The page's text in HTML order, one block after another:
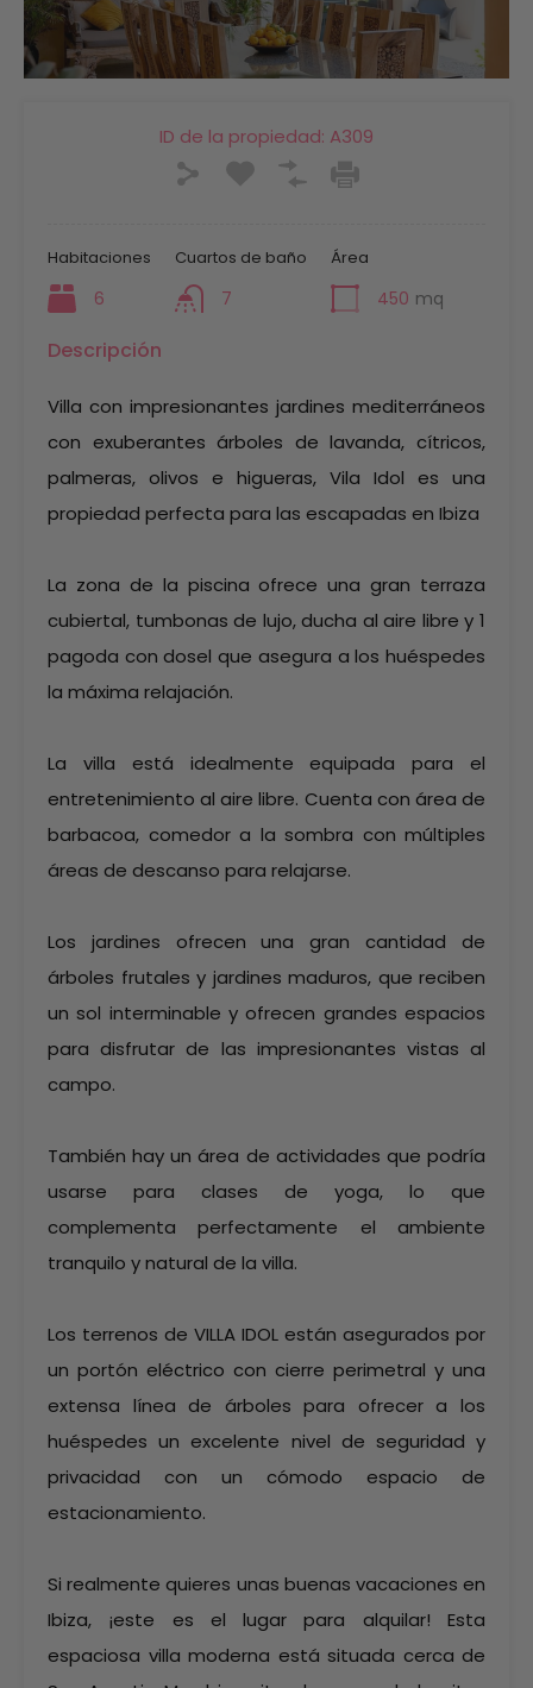
ID de la propiedad: A309
Habitaciones
6
Cuartos de baño
7
Área
450 mq
Descripción
Villa con impresionantes jardines mediterráneos
con exuberantes árboles de lavanda, cítricos,
palmeras, olivos e higueras, Vila Idol es una
propiedad perfecta para las escapadas en Ibiza
La zona de la piscina ofrece una gran terraza
cubiertal, tumbonas de lujo, ducha al aire libre y 1
pagoda con dosel que asegura a los huéspedes
la máxima relajación.
La villa está idealmente equipada para el
entretenimiento al aire libre. Cuenta con área de
barbacoa, comedor a la sombra con múltiples
áreas de descanso para relajarse.
Los jardines ofrecen una gran cantidad de
árboles frutales y jardines maduros, que reciben
un sol interminable y ofrecen grandes espacios
para disfrutar de las impresionantes vistas al
campo.
También hay un área de actividades que podría
usarse para clases de yoga, lo que
complementa perfectamente el ambiente
tranquilo y natural de la villa.
Los terrenos de VILLA IDOL están asegurados por
un portón eléctrico con cierre perimetral y una
extensa línea de árboles para ofrecer a los
huéspedes un excelente nivel de seguridad y
privacidad con un cómodo espacio de
estacionamiento.
Si realmente quieres unas buenas vacaciones en
Ibiza, ¡este es el lugar para alquilar! Esta
espaciosa villa moderna está situada cerca de